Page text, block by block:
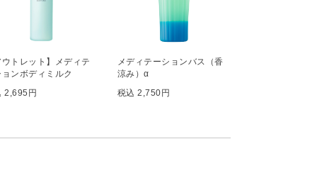
ウトレット】メディテ
ョンボディミルク
2,695円
メディテーションバス（香
涼み）α
税込 2,750円